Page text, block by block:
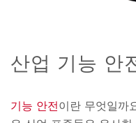
산업 기능 안
기능 안전이란 무엇일까